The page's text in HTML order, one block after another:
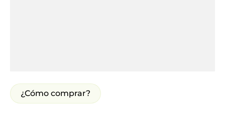
¿Cómo comprar?